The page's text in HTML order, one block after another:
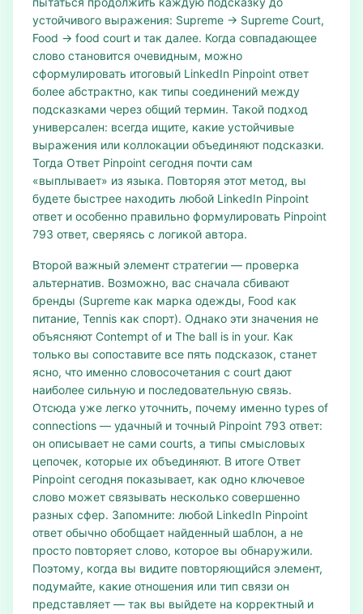
устойчивого выражения: Supreme → Supreme Court,
Food → food court и так далее. Когда совпадающее
слово становится очевидным, можно
сформулировать итоговый LinkedIn Pinpoint ответ
более абстрактно, как типы соединений между
подсказками через общий термин. Такой подход
универсален: всегда ищите, какие устойчивые
выражения или коллокации объединяют подсказки.
Тогда Ответ Pinpoint сегодня почти сам
«выплывает» из языка. Повторяя этот метод, вы
будете быстрее находить любой LinkedIn Pinpoint
ответ и особенно правильно формулировать Pinpoint
793 ответ, сверяясь с логикой автора.
Второй важный элемент стратегии — проверка
альтернатив. Возможно, вас сначала сбивают
бренды (Supreme как марка одежды, Food как
питание, Tennis как спорт). Однако эти значения не
объясняют Contempt of и The ball is in your. Как
только вы сопоставите все пять подсказок, станет
ясно, что именно словосочетания с court дают
наиболее сильную и последовательную связь.
Отсюда уже легко уточнить, почему именно types of
connections — удачный и точный Pinpoint 793 ответ:
он описывает не сами courts, а типы смысловых
цепочек, которые их объединяют. В итоге Ответ
Pinpoint сегодня показывает, как одно ключевое
слово может связывать несколько совершенно
разных сфер. Запомните: любой LinkedIn Pinpoint
ответ обычно обобщает найденный шаблон, а не
просто повторяет слово, которое вы обнаружили.
Поэтому, когда вы видите повторяющийся элемент,
подумайте, какие отношения или тип связи он
представляет — так вы выйдете на корректный и